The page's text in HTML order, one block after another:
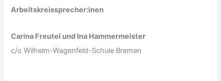
Arbeitskreissprecher:inen
Carina Freutel und Ina Hammermeister
c/o Wilhelm-Wagenfeld-Schule Bremen